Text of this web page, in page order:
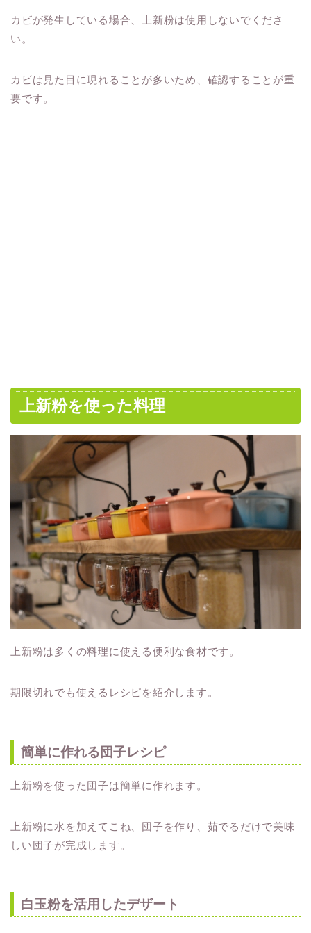
カビが発生している場合、上新粉は使用しないでくださ
い。
カビは見た目に現れることが多いため、確認することが重
要です。
上新粉を使った料理
上新粉は多くの料理に使える便利な食材です。
期限切れでも使えるレシピを紹介します。
簡単に作れる団子レシピ
上新粉を使った団子は簡単に作れます。
上新粉に水を加えてこね、団子を作り、茹でるだけで美味
しい団子が完成します。
白玉粉を活用したデザート